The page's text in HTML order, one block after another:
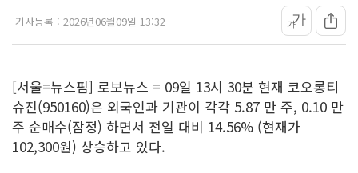
기사등록 : 2026년06월09일 13:32 가가
[서울=뉴스핌] 로보뉴스 = 09일 13시 30분 현재 코오롱티
슈진(950160)은 외국인과 기관이 각각 5.87 만 주, 0.10 만
주 순매수(잠정) 하면서 전일 대비 14.56% (현재가
102,300원) 상승하고 있다.